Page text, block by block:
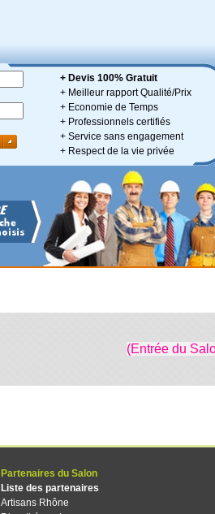
+ Devis 100% Gratuit
+ Meilleur rapport Qualité/Prix
+ Economie de Temps
+ Professionnels certifiés
+ Service sans engagement
+ Respect de la vie privée
(Entrée du
Partenaires du Salon
Liste des partenaires
Artisans Rhône